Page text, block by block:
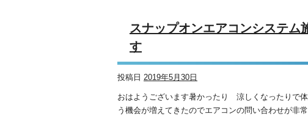
スナップオンエアコンシステ
す
投稿日 2019年5月30日
おはようございます暑かったり 涼しくなったりで
う機会が増えてきたのでエアコンの問い合わせが非